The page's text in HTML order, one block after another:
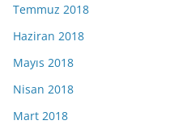
Temmuz 2018
Haziran 2018
Mayıs 2018
Nisan 2018
Mart 2018